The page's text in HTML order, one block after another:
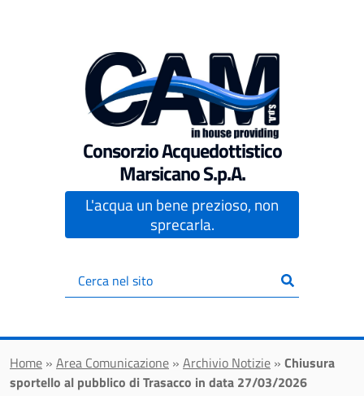
Consorzio Acquedottistico
Marsicano S.p.A.
L'acqua un bene prezioso, non
sprecarla.
Inserisci
il
Home » Area Comunicazione » Archivio Notizie » Chiusura
sportello al pubblico di Trasacco in data 27/03/2026